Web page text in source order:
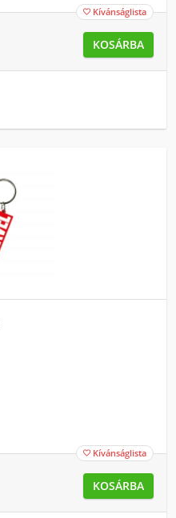
 Kívánságlista
KOSÁRBA
 Kívánságlista
KOSÁRBA